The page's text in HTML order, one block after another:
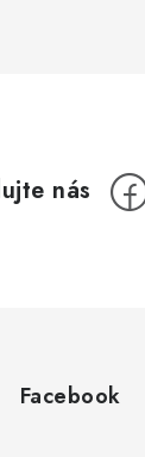
Facebook